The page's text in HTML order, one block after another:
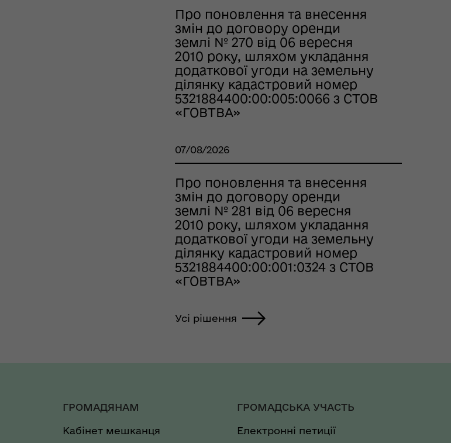
Про поновлення та внесення
змін до договору оренди
землі № 270 від 06 вересня
2010 року, шляхом укладання
додаткової угоди на земельну
ділянку кадастровий номер
5321884400:00:005:0066 з СТОВ
«ГОВТВА»
07/08/2026
Про поновлення та внесення
змін до договору оренди
землі № 281 від 06 вересня
2010 року, шляхом укладання
додаткової угоди на земельну
ділянку кадастровий номер
5321884400:00:001:0324 з СТОВ
«ГОВТВА»
Усі рішення
ГРОМАДЯНАМ
Кабінет мешканця
ГРОМАДСЬКА УЧАСТЬ
Електронні петиції